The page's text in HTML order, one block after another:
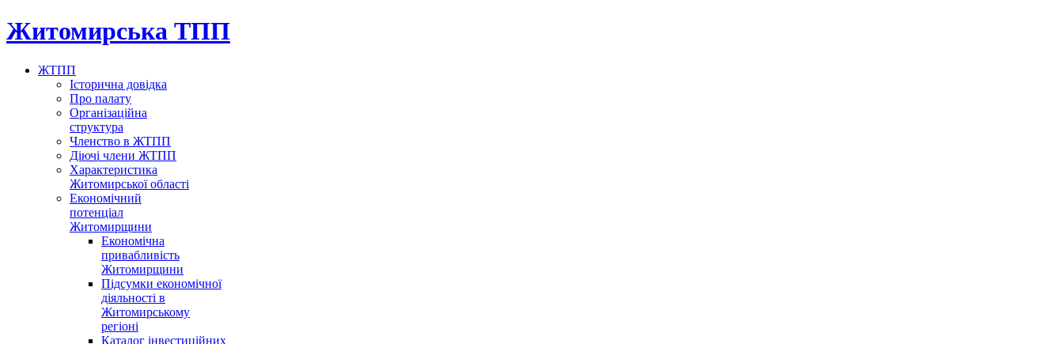
Житомирська ТПП
ЖТПП
Історична довідка
Про палату
Організаційна
структура
Членство в ЖТПП
Діючі члени ЖТПП
Характеристика
Житомирської області
Економічний
потенціал
Житомирщини
Економічна
привабливість
Житомирщини
Підсумки економічної
діяльності в
Житомирському
регіоні
Каталог інвестиційних